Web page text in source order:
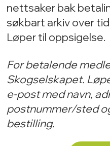
nettsaker bak
søkbart arkiv over
Løper til oppsigelse.
For betalende
Skogselskapet.
e-post med navn,
postnummer/sted
bestilling.